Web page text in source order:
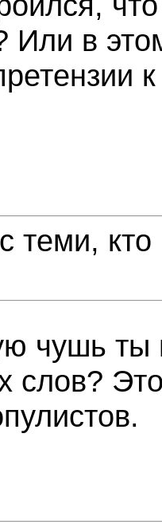
Или в
теми,
чушь
слов?